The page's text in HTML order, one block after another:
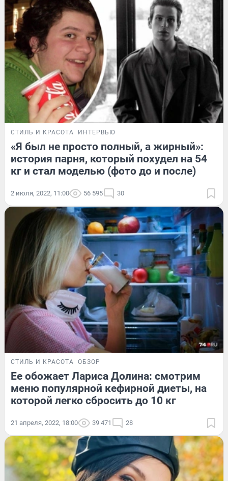
СТИЛЬ И КРАСОТА ИНТЕРВЬЮ
«Я был не просто полный, а жирный»:
история парня, который похудел на 54
кг и стал моделью (фото до и после)
2 июля, 2022, 11:00 56 595 30
СТИЛЬ И КРАСОТА ОБЗОР
Ее обожает Лариса Долина: смотрим
меню популярной кефирной диеты, на
которой легко сбросить до 10 кг
21 апреля, 2022, 18:00 39 471 28